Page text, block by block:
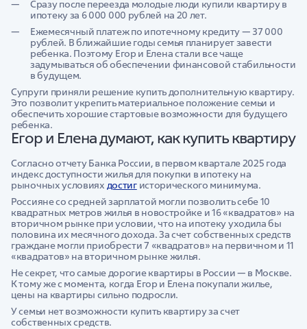
Сразу после переезда молодые люди купили квартиру в
ипотеку за 6 000 000 рублей на 20 лет.
Ежемесячный платеж по ипотечному кредиту — 37 000
рублей. В ближайшие годы семья планирует завести
ребенка. Поэтому Егор и Елена стали все чаще
задумываться об обеспечении финансовой стабильности
в будущем.
Супруги приняли решение купить дополнительную квартиру.
Это позволит укрепить материальное положение семьи и
обеспечить хорошие стартовые возможности для будущего
ребенка.
Егор и Елена думают, как купить квартиру
Согласно отчету Банка России, в первом квартале 2025 года
индекс доступности жилья для покупки в ипотеку на
рыночных условиях достигисторического минимума.
Россияне со средней зарплатой могли позволить себе 10
квадратных метров жилья в новостройке и 16 «квадратов» на
вторичном рынке при условии, что на ипотеку уходила бы
половина их месячного дохода. За счет собственных средств
граждане могли приобрести 7 «квадратов» на первичном и 11
«квадратов» на вторичном рынке жилья.
Не секрет, что самые дорогие квартиры в России — в Москве.
К тому же с момента, когда Егор и Елена покупали жилье,
цены на квартиры сильно подросли.
У семьи нет возможности купить квартиру за счет
собственных средств.